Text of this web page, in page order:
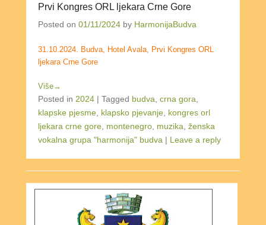
Prvi Kongres ORL ljekara Crne Gore
Posted on 01/11/2024 by HarmonijaBudva
31.10.2024. Budva, Hotel Avala, Prvi Kongres ORL
ljekara Crne Gore
Više→
Posted in 2024 | Tagged budva crna gora
klapske pjesme klapsko pjevanje kongres orl
ljekara crne gore montenegro muzika ženska
vokalna grupa "harmonija" budva | Leave a reply